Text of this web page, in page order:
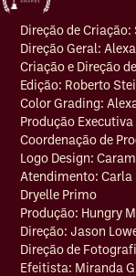
Direção de
Direção Geral:
Criação e Direção
Edição: Roberto
Color Grading:
Produção
Coordenação de
Logo Design:
Atendimento: Carla
Dryelle Primo
Produção: Hungry
Direção: Jason
Direção de
Efeitista: Miranda